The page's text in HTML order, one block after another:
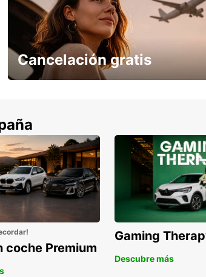
Cancelación gratis
coche Premium
Gaming
Descubre más